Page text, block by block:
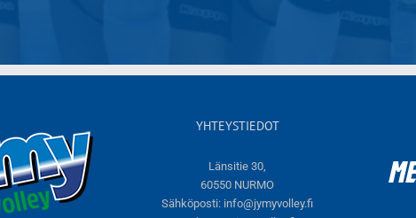
YHTEYSTIEDOT
Länsitie 30,
60550 NURMO
Sähköposti: info@jymyvolley.fi